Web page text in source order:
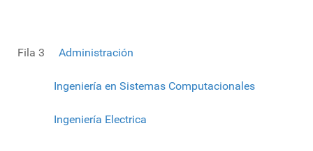
Fila 3 Administración
Ingeniería en Sistemas Computacionales
Ingeniería Electrica